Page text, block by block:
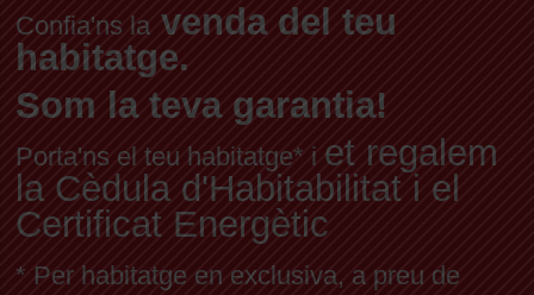
Confia'ns la venda del teu
habitatge.
Som la teva garantia!
Porta'ns el teu habitatge* i et regalem
la Cèdula d'Habitabilitat i el
Certificat Energètic
* Per habitatge en exclusiva, a preu de